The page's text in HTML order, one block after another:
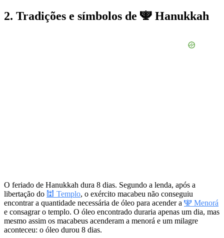
2. Tradições e símbolos de 🕎 Hanukkah
O feriado de Hanukkah dura 8 dias. Segundo a lenda, após a
libertação do 🕍 Templo, o exército macabeu não conseguiu
encontrar a quantidade necessária de óleo para acender a 🕎 Menorá
e consagrar o templo. O óleo encontrado duraria apenas um dia, mas
mesmo assim os macabeus acenderam a menorá e um milagre
aconteceu: o óleo durou 8 dias.